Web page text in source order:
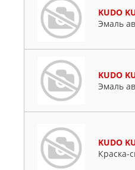
KUDO
Эмаль
KUDO
Эмаль
KUDO
Краска-